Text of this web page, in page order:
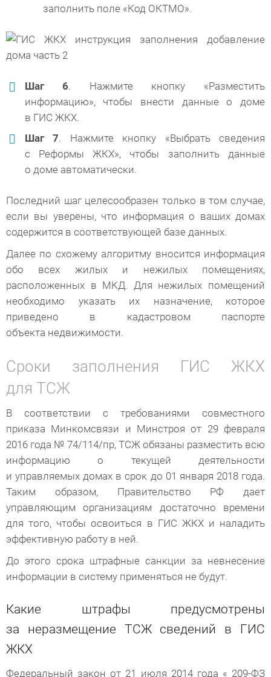
заполнить поле «Код ОКТМО».
Шаг 6. Нажмите кнопку «Разместить
информацию», чтобы внести данные о доме
в ГИС ЖКХ.
Шаг 7. Нажмите кнопку «Выбрать сведения
с Реформы ЖКХ», чтобы заполнить данные
о доме автоматически.
Последний шаг целесообразен только в том случае,
если вы уверены, что информация о ваших домах
содержится в соответствующей базе данных.
Далее по схожему алгоритму вносится информация
обо всех жилых и нежилых помещениях,
расположенных в МКД. Для нежилых помещений
необходимо указать их назначение, которое
приведено в кадастровом паспорте
объекта недвижимости.
Сроки заполнения ГИС ЖКХ
для ТСЖ
В соответствии с требованиями совместного
приказа Минкомсвязи и Минстроя от 29 февраля
2016 года № 74/114/пр, ТСЖ обязаны разместить всю
информацию о текущей деятельности
и управляемых домах в срок до 01 января 2018 года.
Таким образом, Правительство РФ дает
управляющим организациям достаточно времени
для того, чтобы освоиться в ГИС ЖКХ и наладить
эффективную работу в ней.
До этого срока штрафные санкции за невнесение
информации в систему применяться не будут.
Какие штрафы предусмотрены
за неразмещение ТСЖ сведений в ГИС
ЖКХ
Федеральный закон от 21 июля 2014 года « 209-ФЗ